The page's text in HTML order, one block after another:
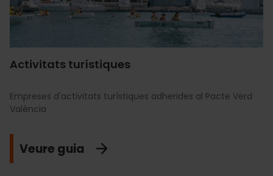
Activitats turístiques
Empreses d'activitats turístiques adherides al Pacte Verd
València
Veure guia